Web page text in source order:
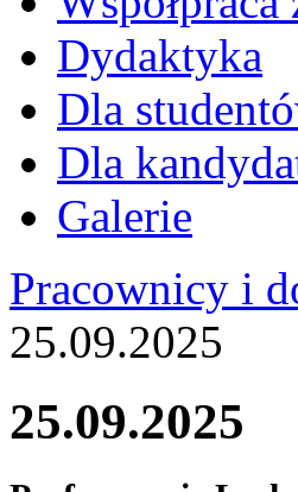
Dydaktyka
Dla
Dla
Galerie
Pracownicy i
25.09.2025
25.09.2025